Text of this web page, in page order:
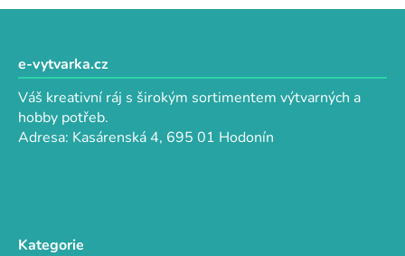
e-vytvarka.cz
Váš kreativní ráj s širokým sortimentem výtvarných a
hobby potřeb.
Adresa: Kasárenská 4, 695 01 Hodonín
Kategorie